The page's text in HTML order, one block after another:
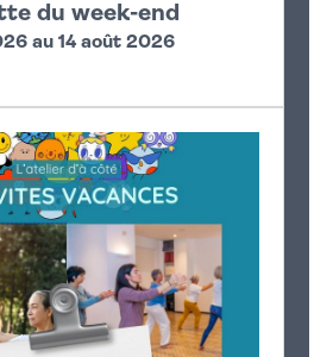
du week-end
au 14 août 2026